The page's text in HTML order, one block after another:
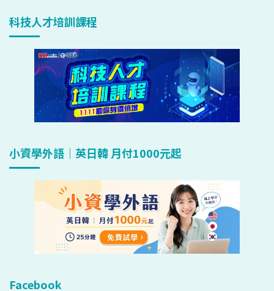
科技人才培訓課程
小資學外語｜英日韓 月付1000元起
Facebook